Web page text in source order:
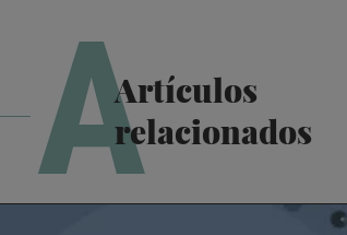
AArtículos
relacionados